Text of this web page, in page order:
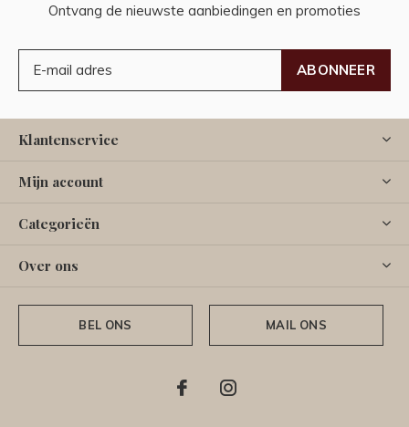
Ontvang de nieuwste aanbiedingen en promoties
ABONNEER
Klantenservice
Mijn account
Categorieën
Over ons
BEL ONS MAIL ONS